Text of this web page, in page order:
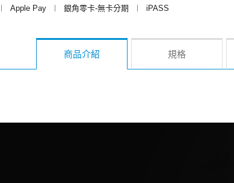
︱ Apple Pay ︱ 銀角零卡-無卡分期 ︱
iPASS
商品介紹 規格